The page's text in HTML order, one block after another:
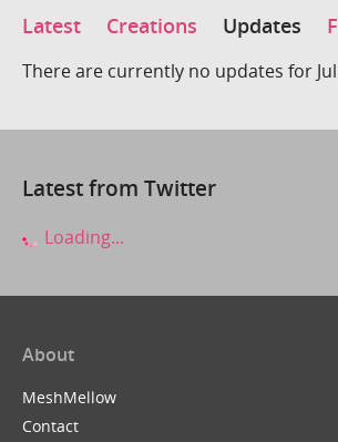
Latest Creations Updates
There are currently no updates for
Latest from Twitter
Loading...
About
MeshMellow
Contact